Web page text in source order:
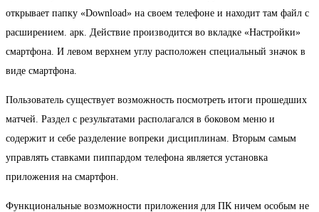
открывает папку «Download» на своем телефоне и находит там файл с
расширением. арк. Действие производится во вкладке «Настройки»
смартфона. И левом верхнем углу расположен специальный значок в
виде смартфона.
Пользователь существует возможность посмотреть итоги прошедших
матчей. Раздел с результатами располагался в боковом меню и
содержит и себе разделение вопреки дисциплинам. Вторым самым
управлять ставками пиппардом телефона является установка
приложения на смартфон.
Функциональные возможности приложения для ПК ничем особым не